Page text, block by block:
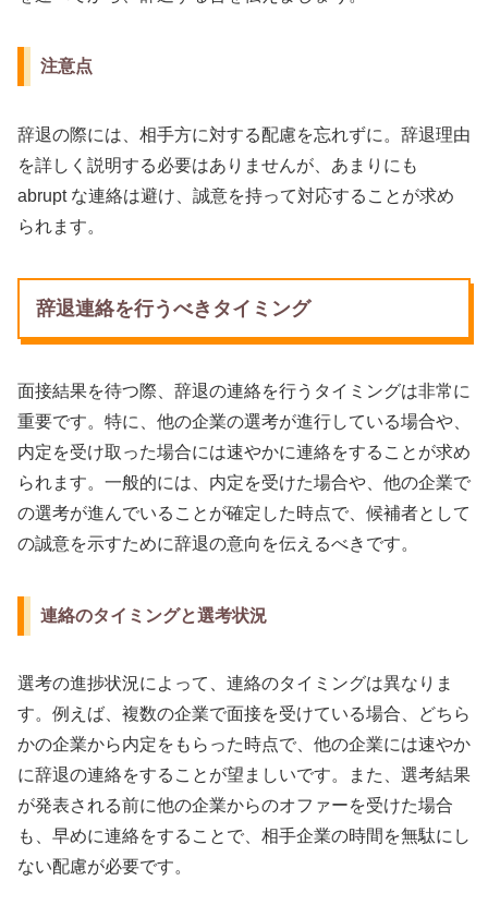
注意点
辞退の際には、相手方に対する配慮を忘れずに。辞退理由
を詳しく説明する必要はありませんが、あまりにも
abrupt な連絡は避け、誠意を持って対応することが求め
られます。
辞退連絡を行うべきタイミング
面接結果を待つ際、辞退の連絡を行うタイミングは非常に
重要です。特に、他の企業の選考が進行している場合や、
内定を受け取った場合には速やかに連絡をすることが求め
られます。一般的には、内定を受けた場合や、他の企業で
の選考が進んでいることが確定した時点で、候補者として
の誠意を示すために辞退の意向を伝えるべきです。
連絡のタイミングと選考状況
選考の進捗状況によって、連絡のタイミングは異なりま
す。例えば、複数の企業で面接を受けている場合、どちら
かの企業から内定をもらった時点で、他の企業には速やか
に辞退の連絡をすることが望ましいです。また、選考結果
が発表される前に他の企業からのオファーを受けた場合
も、早めに連絡をすることで、相手企業の時間を無駄にし
ない配慮が必要です。